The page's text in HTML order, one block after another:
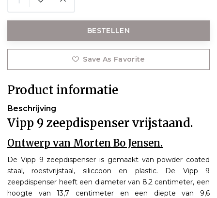
BESTELLEN
Save As Favorite
Product informatie
Beschrijving
Vipp 9 zeepdispenser vrijstaand.
Ontwerp van Morten Bo Jensen.
De Vipp 9 zeepdispenser is gemaakt van powder coated
staal, roestvrijstaal, siliccoon en plastic. De Vipp 9
zeepdispenser heeft een diameter van 8,2 centimeter, een
hoogte van 13,7 centimeter en een diepte van 9,6